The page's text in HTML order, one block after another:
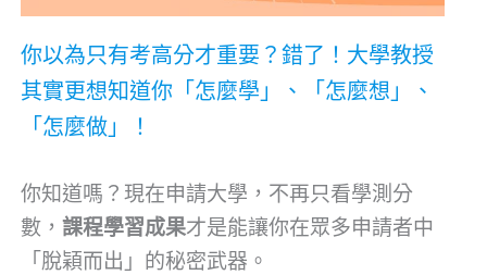
你以為只有考高分才重要？錯了！大學教授
其實更想知道你「怎麼學」、「怎麼想」、
「怎麼做」！
你知道嗎？現在申請大學，不再只看學測分
數，課程學習成果才是能讓你在眾多申請者中
「脫穎而出」的秘密武器。